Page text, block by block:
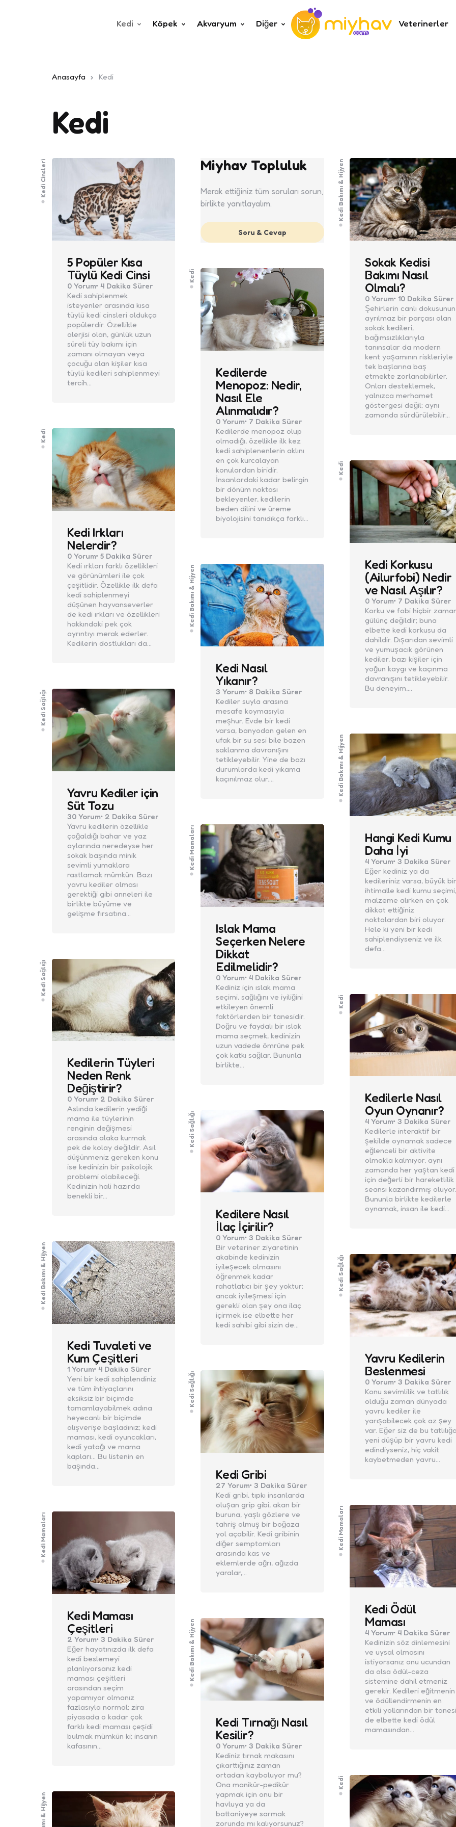
Kedi Köpek Akvaryum Diğer Veterinerler
Anasayfa Kedi
Kedi
Kedi Cinsleri
5 Popüler Kısa
Tüylü Kedi Cinsi
0 Yorum 4 Dakika Sürer
Kedi sahiplenmek
isteyenler arasında kısa
tüylü kedi cinsleri oldukça
popülerdir. Özellikle
alerjisi olan, günlük uzun
süreli tüy bakımı için
zamanı olmayan veya
çocuğu olan kişiler kısa
tüylü kedileri sahiplenmeyi
tercih…
Miyhav Topluluk
Merak ettiğiniz tüm soruları sorun,
birlikte yanıtlayalım.
Soru & Cevap
Kedi Bakımı & Hijyen
Sokak Kedisi
Bakımı Nasıl
Olmalı?
0Yorum 10 Dakika Sürer
Şehirlerin canlı dokusunun
ayrılmaz bir parçası olan
sokak kedileri,
bağımsızlıklarıyla
tanınsalar da modern
kent yaşamının riskleriyle
tek başlarına baş
etmekte zorlanabilirler.
Onları desteklemek,
yalnızca merhamet
göstergesi değil; aynı
zamanda sürdürülebilir…
Kedi
Kedilerde
Menopoz: Nedir,
Nasıl Ele
Alınmalıdır?
0 Yorum 7 Dakika Sürer
Kedilerde menopoz olup
olmadığı, özellikle ilk kez
kedi sahiplenenlerin aklını
en çok kurcalayan
konulardan biridir.
İnsanlardaki kadar belirgin
bir dönüm noktası
bekleyenler, kedilerin
beden dilini ve üreme
biyolojisini tanıdıkça farklı…
Kedi
Kedi Irkları
Nelerdir?
0 Yorum 5 Dakika Sürer
Kedi ırkları farklı özellikleri
ve görünümleri ile çok
çeşitlidir. Özellikle ilk defa
kedi sahiplenmeyi
düşünen hayvanseverler
de kedi ırkları ve özellikleri
hakkındaki pek çok
ayrıntıyı merak ederler.
Kedilerin dostlukları da…
Kedi
Kedi Korkusu
(Ailurfobi) Nedir
ve Nasıl Aşılır?
0Yorum 7 Dakika Sürer
Korku ve fobi hiçbir
gülünç değildir; buna
elbette kedi korkusu da
dahildir. Dışarıdan sevimli
ve yumuşacık görünen
kediler, bazı kişiler için
yoğun kaygı ve kaçınma
davranışını tetikleyebilir.
Bu deneyim,…
Kedi Bakımı & Hijyen
Kedi Nasıl
Yıkanır?
3 Yorum 8 Dakika Sürer
Kediler suyla arasına
mesafe koymasıyla
meşhur. Evde bir kedi
varsa, banyodan gelen en
ufak bir su sesi bile bazen
saklanma davranışını
tetikleyebilir. Yine de bazı
durumlarda kedi yıkama
kaçınılmaz olur.…
Kedi Sağlığı
Yavru Kediler için
Süt Tozu
30 Yorum 2 Dakika Sürer
Yavru kedilerin özellikle
çoğaldığı bahar ve yaz
aylarında neredeyse her
sokak başında minik
sevimli yumaklara
rastlamak mümkün. Bazı
yavru kediler olması
gerektiği gibi anneleri ile
birlikte büyüme ve
gelişme fırsatına…
Kedi Bakımı & Hijyen
Hangi Kedi Kumu
Daha İyi
4Yorum 3 Dakika Sürer
Eğer kediniz ya da
kedileriniz varsa, büyük bir
ihtimalle kedi kumu seçimi,
malzeme alırken en çok
dikkat ettiğiniz
noktalardan biri oluyor.
Hele ki yeni bir kedi
sahiplendiyseniz ve ilk
defa…
Kedi Mamaları
Islak Mama
Seçerken Nelere
Dikkat
Edilmelidir?
0 Yorum 4 Dakika Sürer
Kediniz için ıslak mama
seçimi, sağlığını ve iyiliğini
etkileyen önemli
faktörlerden bir tanesidir.
Doğru ve faydalı bir ıslak
mama seçmek, kedinizin
uzun vadede ömrüne pek
çok katkı sağlar. Bununla
birlikte…
Kedi Sağlığı
Kedilerin Tüyleri
Neden Renk
Değiştirir?
0 Yorum 2 Dakika Sürer
Aslında kedilerin yediği
mama ile tüylerinin
renginin değişmesi
arasında alaka kurmak
pek de kolay değildir. Asıl
düşünmeniz gereken konu
ise kedinizin bir psikolojik
problemi olabileceği.
Kedinizin hali hazırda
benekli bir…
Kedi
Kedilerle Nasıl
Oyun Oynanır?
4Yorum 3 Dakika Sürer
Kedilerle interaktif bir
şekilde oynamak sadece
eğlenceli bir aktivite
olmakla kalmıyor, aynı
zamanda her yaştan kedi
için değerli bir hareketlilik
seansı kazandırmış oluyor.
Bununla birlikte kedilerle
oynamak, insan ile kedi…
Kedi Sağlığı
Kedilere Nasıl
İlaç İçirilir?
0 Yorum 3 Dakika Sürer
Bir veteriner ziyaretinin
akabinde kedinizin
iyileşecek olmasını
öğrenmek kadar
rahatlatıcı bir şey yoktur;
ancak iyileşmesi için
gerekli olan şey ona ilaç
içirmek ise elbette her
kedi sahibi gibi sizin de…
Kedi Bakımı & Hijyen
Kedi Tuvaleti ve
Kum Çeşitleri
1 Yorum 4 Dakika Sürer
Yeni bir kedi sahiplendiniz
ve tüm ihtiyaçlarını
eksiksiz bir biçimde
tamamlayabilmek adına
heyecanlı bir biçimde
alışverişe başladınız; kedi
maması, kedi oyuncakları,
kedi yatağı ve mama
kapları… Bu listenin en
başında…
Kedi Sağlığı
Yavru Kedilerin
Beslenmesi
0Yorum 3 Dakika Sürer
Konu sevimlilik ve tatlılık
olduğu zaman dünyada
yavru kediler ile
yarışabilecek çok az şey
var. Eğer siz de bu
yeni düşüp bir yavru kedi
edindiyseniz, hiç vakit
kaybetmeden yavru…
Kedi Sağlığı
Kedi Gribi
27 Yorum 3 Dakika Sürer
Kedi gribi, tıpkı insanlarda
oluşan grip gibi, akan bir
buruna, yaşlı gözlere ve
tahriş olmuş bir boğaza
yol açabilir. Kedi gribinin
diğer semptomları
arasında kas ve
eklemlerde ağrı, ağızda
yaralar,…
Kedi Mamaları
Kedi Ödül
Maması
4Yorum 4 Dakika Sürer
Kedinizin söz dinlemesini
ve uysal olmasını
istiyorsanız onu ucundan
da olsa ödül-ceza
sistemine dahil etmeniz
gerekir. Kedileri eğitmenin
ve ödüllendirmenin en
etkili yollarından bir tanesi
de elbette kedi ödül
mamasından…
Kedi Mamaları
Kedi Maması
Çeşitleri
2 Yorum 3 Dakika Sürer
Eğer hayatınızda ilk defa
kedi beslemeyi
planlıyorsanız kedi
maması çeşitleri
arasından seçim
yapamıyor olmanız
fazlasıyla normal; zira
piyasada o kadar çok
farklı kedi maması çeşidi
bulmak mümkün ki; insanın
kafasının…
Kedi Bakımı & Hijyen
Kedi Tırnağı Nasıl
Kesilir?
0 Yorum 3 Dakika Sürer
Kediniz tırnak makasını
çıkarttığınız zaman
ortadan kayboluyor mu?
Ona manikür-pedikür
yapmak için onu bir
havluya ya da
battaniyeye sarmak
zorunda mı kalıyorsunuz?
Kedi